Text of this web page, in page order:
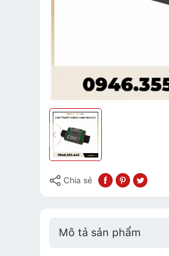
Chia sẻ
Mô tả sản phẩm